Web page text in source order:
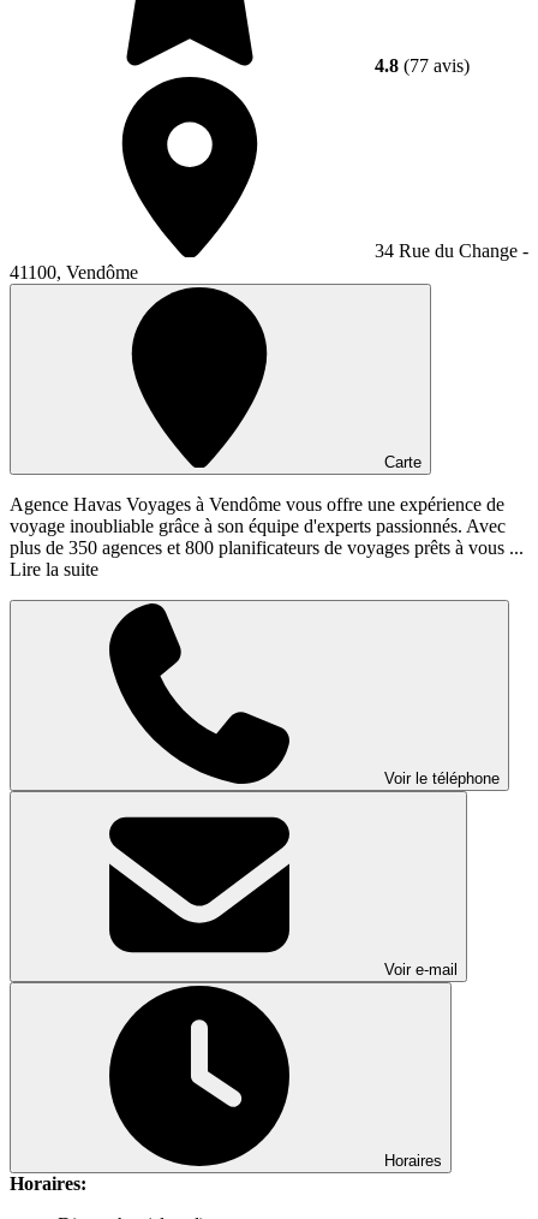
4.8 (77 avis)
34 Rue du Change -
41100, Vendôme
Carte
Agence Havas Voyages à Vendôme vous offre une expérience de
voyage inoubliable grâce à son équipe d'experts passionnés. Avec
plus de 350 agences et 800 planificateurs de voyages prêts à vous ...
Lire la suite
Voir le téléphone
Voir e-mail
Horaires
Horaires: